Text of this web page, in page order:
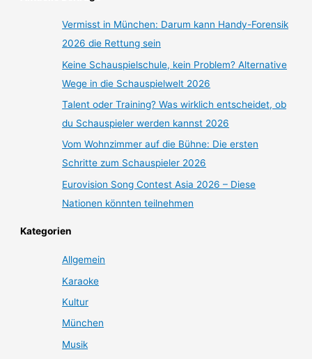
Vermisst in München: Darum kann Handy-Forensik
2026 die Rettung sein
Keine Schauspielschule, kein Problem? Alternative
Wege in die Schauspielwelt 2026
Talent oder Training? Was wirklich entscheidet, ob
du Schauspieler werden kannst 2026
Vom Wohnzimmer auf die Bühne: Die ersten
Schritte zum Schauspieler 2026
Eurovision Song Contest Asia 2026 – Diese
Nationen könnten teilnehmen
Kategorien
Allgemein
Karaoke
Kultur
München
Musik